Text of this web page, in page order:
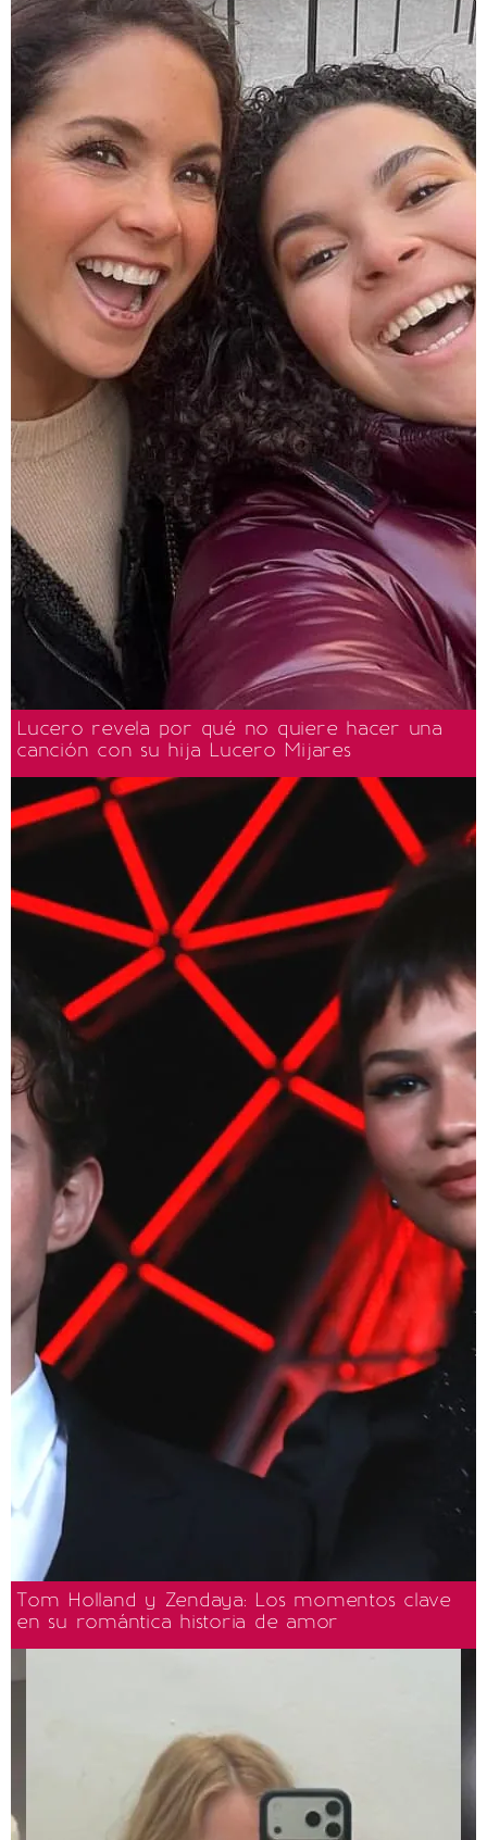
Lucero revela por qué no quiere hacer una
canción con su hija Lucero Mijares
Tom Holland y Zendaya: Los momentos clave
en su romántica historia de amor